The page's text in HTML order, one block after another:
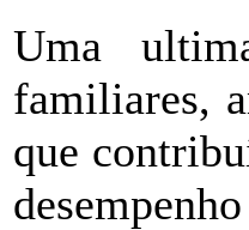
Uma
familiares,
que